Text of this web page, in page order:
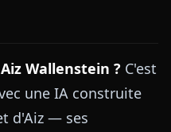
Wallenstein ? C'est
une IA construite
d'Aiz — ses